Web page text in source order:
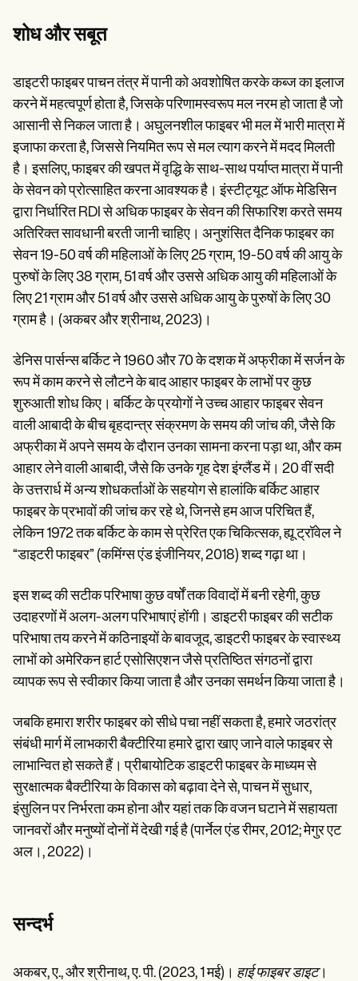
शोध और सबूत
डाइटरी फाइबर पाचन तंत्र में पानी को अवशोषित करके कब्ज का इलाज
करने में महत्वपूर्ण होता है, जिसके परिणामस्वरूप मल नरम हो जाता है जो
आसानी से निकल जाता है। अघुलनशील फाइबर भी मल में भारी मात्रा में
इजाफा करता है, जिससे नियमित रूप से मल त्याग करने में मदद मिलती
है। इसलिए, फाइबर की खपत में वृद्धि के साथ-साथ पर्याप्त मात्रा में पानी
के सेवन को प्रोत्साहित करना आवश्यक है। इंस्टीट्यूट ऑफ मेडिसिन
द्वारा निर्धारित RDI से अधिक फाइबर के सेवन की सिफारिश करते समय
अतिरिक्त सावधानी बरती जानी चाहिए। अनुशंसित दैनिक फाइबर का
सेवन 19-50 वर्ष की महिलाओं के लिए 25 ग्राम, 19-50 वर्ष की आयु के
पुरुषों के लिए 38 ग्राम, 51 वर्ष और उससे अधिक आयु की महिलाओं के
लिए 21 ग्राम और 51 वर्ष और उससे अधिक आयु के पुरुषों के लिए 30
ग्राम है। (अकबर और श्रीनाथ, 2023)।
डेनिस पार्सन्स बर्किट ने 1960 और 70 के दशक में अफ्रीका में सर्जन के
रूप में काम करने से लौटने के बाद आहार फाइबर के लाभों पर कुछ
शुरुआती शोध किए। बर्किट के प्रयोगों ने उच्च आहार फाइबर सेवन
वाली आबादी के बीच बृहदान्त्र संक्रमण के समय की जांच की, जैसे कि
अफ्रीका में अपने समय के दौरान उनका सामना करना पड़ा था, और कम
आहार लेने वाली आबादी, जैसे कि उनके गृह देश इंग्लैंड में। 20 वीं सदी
के उत्तरार्ध में अन्य शोधकर्ताओं के सहयोग से हालांकि बर्किट आहार
फाइबर के प्रभावों की जांच कर रहे थे, जिनसे हम आज परिचित हैं,
लेकिन 1972 तक बर्किट के काम से प्रेरित एक चिकित्सक, ह्यू ट्रॉवेल ने
“डाइटरी फाइबर” (कमिंग्स एंड इंजीनियर, 2018) शब्द गढ़ा था।
इस शब्द की सटीक परिभाषा कुछ वर्षों तक विवादों में बनी रहेगी, कुछ
उदाहरणों में अलग-अलग परिभाषाएं होंगी। डाइटरी फाइबर की सटीक
परिभाषा तय करने में कठिनाइयों के बावजूद, डाइटरी फाइबर के स्वास्थ्य
लाभों को अमेरिकन हार्ट एसोसिएशन जैसे प्रतिष्ठित संगठनों द्वारा
व्यापक रूप से स्वीकार किया जाता है और उनका समर्थन किया जाता है।
जबकि हमारा शरीर फाइबर को सीधे पचा नहीं सकता है, हमारे जठरांत्र
संबंधी मार्ग में लाभकारी बैक्टीरिया हमारे द्वारा खाए जाने वाले फाइबर से
लाभान्वित हो सकते हैं। प्रीबायोटिक डाइटरी फाइबर के माध्यम से
सुरक्षात्मक बैक्टीरिया के विकास को बढ़ावा देने से, पाचन में सुधार,
इंसुलिन पर निर्भरता कम होना और यहां तक कि वजन घटाने में सहायता
जानवरों और मनुष्यों दोनों में देखी गई है (पार्नेल एंड रीमर, 2012; मेगुर एट
अल।, 2022)।
सन्दर्भ
अकबर, ए., और श्रीनाथ, ए. पी. (2023, 1 मई)। हाई फाइबर डाइट।